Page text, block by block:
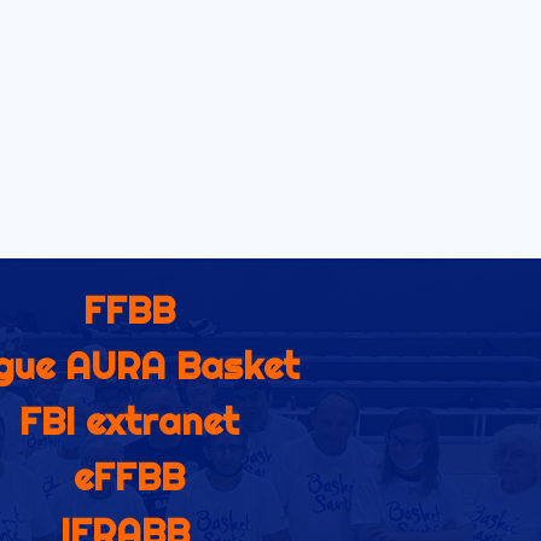
FFBB
AURA Basket
FBI extranet
eFFBB